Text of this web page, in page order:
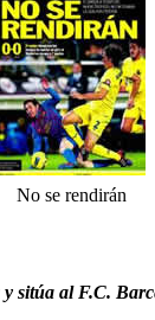
No se rendirán
sitúa al F.C.